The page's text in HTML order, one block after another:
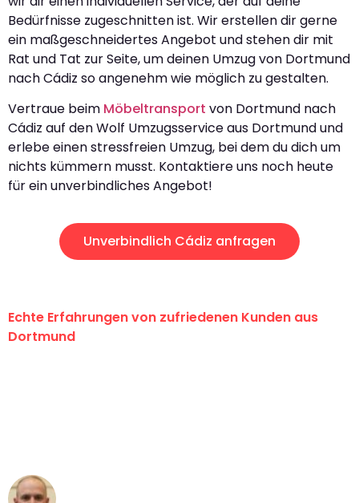
Bedürfnisse zugeschnitten ist. Wir erstellen dir gerne
ein maßgeschneidertes Angebot und stehen dir mit
Rat und Tat zur Seite, um deinen Umzug von Dortmund
nach Cádiz so angenehm wie möglich zu gestalten.
Vertraue beim Möbeltransport von Dortmund nach
Cádiz auf den Wolf Umzugsservice aus Dortmund und
erlebe einen stressfreien Umzug, bei dem du dich um
nichts kümmern musst. Kontaktiere uns noch heute
für ein unverbindliches Angebot!
Unverbindlich Cádiz anfragen
Echte Erfahrungen von zufriedenen Kunden aus
Dortmund